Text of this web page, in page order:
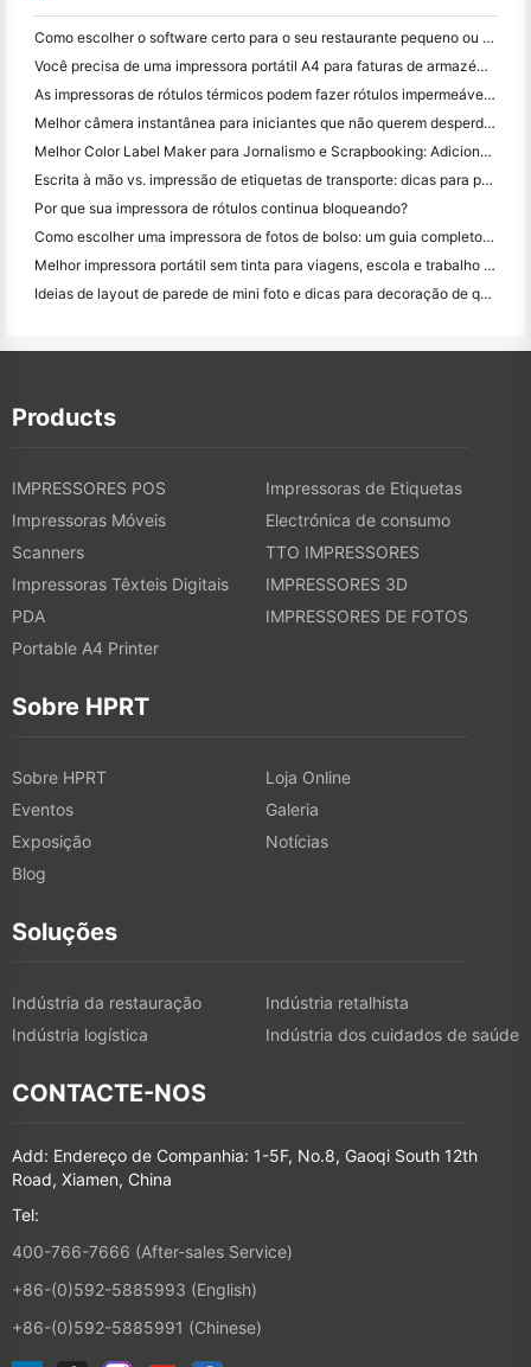
Como escolher o software certo para o seu restaurante pequeno ou médio
Você precisa de uma impressora portátil A4 para faturas de armazém? O que realmente funciona
As impressoras de rótulos térmicos podem fazer rótulos impermeáveis ​​para produtos de pequenas empresas?
Melhor câmera instantânea para iniciantes que não querem desperdiçar papel
Melhor Color Label Maker para Jornalismo e Scrapbooking: Adicione Mais Cor a Cada Página
Escrita à mão vs. impressão de etiquetas de transporte: dicas para pequenas empresas em 2026
Por que sua impressora de rótulos continua bloqueando?
Como escolher uma impressora de fotos de bolso: um guia completo para usuários de jornal, viagens e iPhone
Melhor impressora portátil sem tinta para viagens, escola e trabalho móvel: Hanin MT620 Pro Review
Ideias de layout de parede de mini foto e dicas para decoração de quarto e dormitório
Products
IMPRESSORES POS
Impressoras de Etiquetas
Impressoras Móveis
Electrónica de consumo
Scanners
TTO IMPRESSORES
Impressoras Têxteis Digitais
IMPRESSORES 3D
PDA
IMPRESSORES DE FOTOS
Portable A4 Printer
Sobre HPRT
Sobre HPRT
Loja Online
Eventos
Galeria
Exposição
Notícias
Blog
Soluções
Indústria da restauração
Indústria retalhista
Indústria logística
Indústria dos cuidados de saúde
CONTACTE-NOS
Add: Endereço de Companhia: 1-5F, No.8, Gaoqi South 12th
Road, Xiamen, China
Tel:
400-766-7666 (After-sales Service)
+86-(0)592-5885993 (English)
+86-(0)592-5885991 (Chinese)